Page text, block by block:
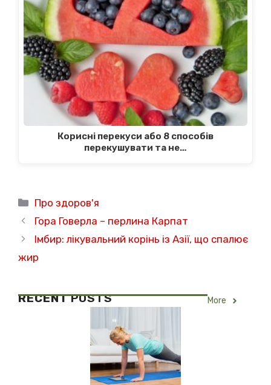
Корисні перекуси або 8 способів
перекушувати та не…
Категорії
Про здоров'я
Гора Говерла – перлина Карпат
Імбир: лікувальний корінь із Азії, що спалює
жир
RECENTPOSTS More